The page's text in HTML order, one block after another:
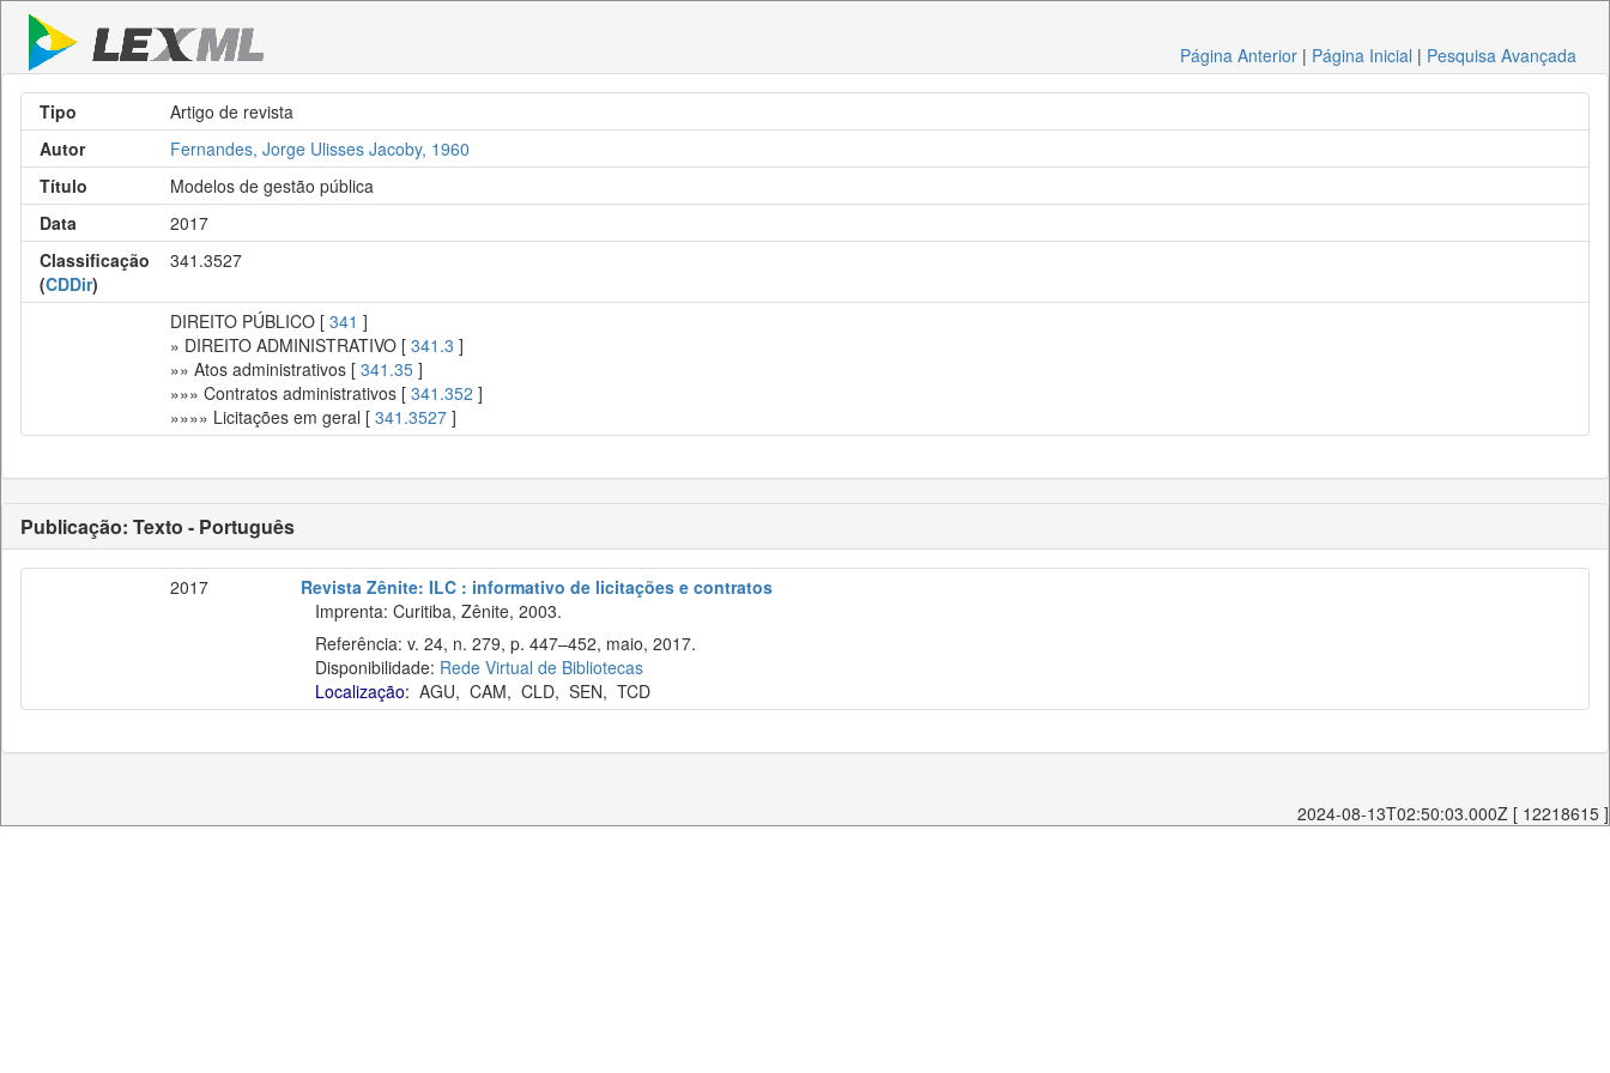
Página Anterior | Página Inicial | Pesquisa Avançada
Tipo
Artigo de revista
Autor
Fernandes, Jorge Ulisses Jacoby, 1960
Título
Modelos de gestão pública
Data
2017
Classificação
(CDDir)
341.3527
DIREITO PÚBLICO [ 341 ]
» DIREITO ADMINISTRATIVO [ 341.3 ]
»» Atos administrativos [ 341.35 ]
»»» Contratos administrativos [ 341.352 ]
»»»» Licitações em geral [ 341.3527 ]
Publicação: Texto - Português
2017
Revista Zênite: ILC : informativo de licitações e contratos
Imprenta: Curitiba, Zênite, 2003.
Referência: v. 24, n. 279, p. 447–452, maio, 2017.
Disponibilidade: Rede Virtual de Bibliotecas
Localização: AGU, CAM, CLD, SEN, TCD
2024-08-13T02:50:03.000Z [ 12218615 ]